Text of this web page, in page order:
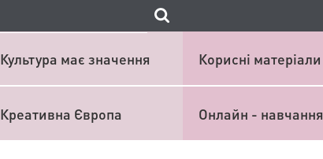
Культура має значення Корисні матеріали
Креативна Європа Онлайн - навчання